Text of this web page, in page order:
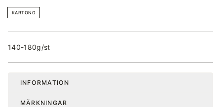
KARTONG
140-180g/st
INFORMATION
MÄRKNINGAR